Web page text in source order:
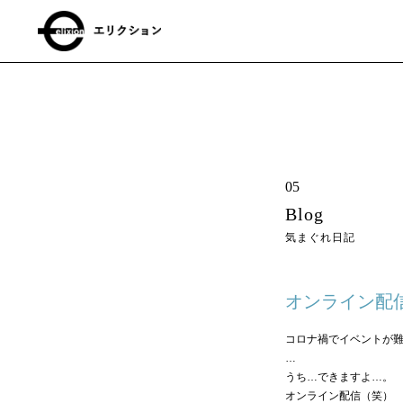
05
Blog
気まぐれ日記
オンライン配
コロナ禍でイベントが
…
うち…できますよ…。
オンライン配信（笑）